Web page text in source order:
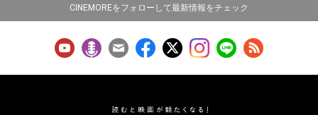
CINEMOREをフォローして最新情報をチェック